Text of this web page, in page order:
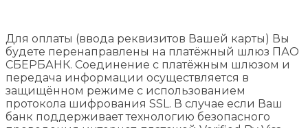
Для оплаты (ввода реквизитов Вашей карты) Вы
будете перенаправлены на платёжный шлюз ПАО
СБЕРБАНК. Соединение с платёжным шлюзом и
передача информации осуществляется в
защищённом режиме с использованием
протокола шифрования SSL. В случае если Ваш
банк поддерживает технологию безопасного